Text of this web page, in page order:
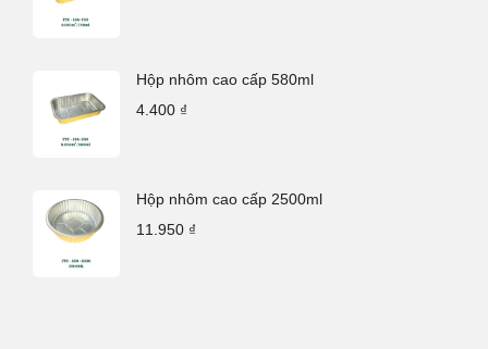
Hộp nhôm cao cấp 580ml
4.400 ₫
Hộp nhôm cao cấp 2500ml
11.950 ₫